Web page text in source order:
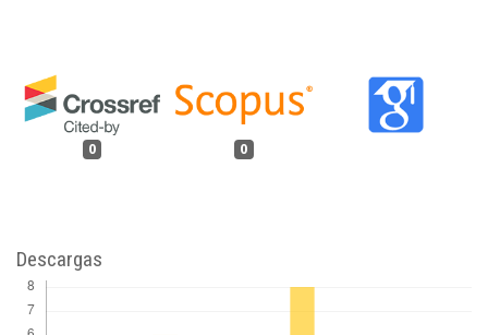
0 0
Descargas